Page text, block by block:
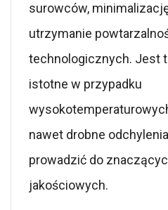
surowców,
utrzymanie
technologicznych. Jest
istotne w przypadku
nawet drobne
prowadzić do
jakościowych.